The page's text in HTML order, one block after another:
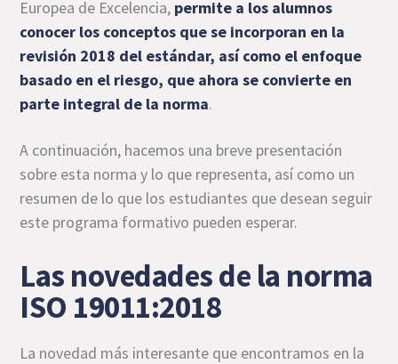
Europea de Excelencia, permite a los alumnos
conocer los conceptos que se incorporan en la
revisión 2018 del estándar, así como el enfoque
basado en el riesgo, que ahora se convierte en
parte integral de la norma.
A continuación, hacemos una breve presentación
sobre esta norma y lo que representa, así como un
resumen de lo que los estudiantes que desean seguir
este programa formativo pueden esperar.
Las novedades de la norma
ISO 19011:2018
La novedad más interesante que encontramos en la